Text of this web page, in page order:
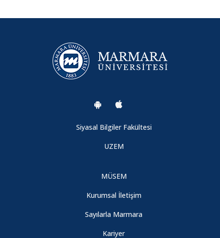
Siyasal Bilgiler Fakültesi
UZEM
MÜSEM
Kurumsal İletişim
Sayılarla Marmara
Kariyer